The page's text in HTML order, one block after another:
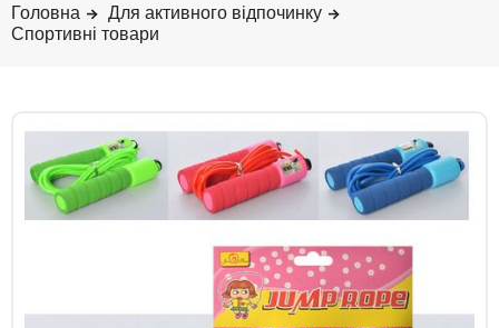
Для активного відпочинку
Спортивні товари